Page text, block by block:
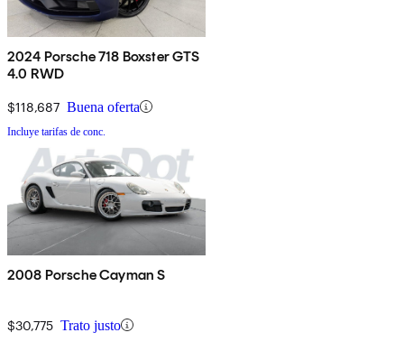
2024 Porsche 718 Boxster GTS
4.0 RWD
$118,687 Buena oferta
Incluye tarifas de conc.
2008 Porsche Cayman S
$30,775 Trato justo